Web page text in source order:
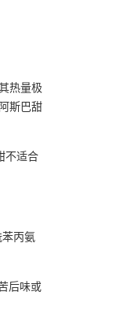
热量极
斯巴甜
不适合
丙氨
后味或